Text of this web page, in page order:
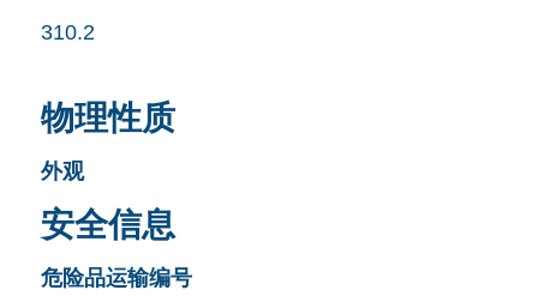
310.2
物理性质
外观
安全信息
危险品运输编号